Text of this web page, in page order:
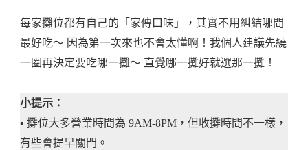
每家攤位都有自己的「家傳口味」，其實不用糾結哪間
最好吃～ 因為第一次來也不會太懂啊！我個人建議先繞
一圈再決定要吃哪一攤～ 直覺哪一攤好就選那一攤！
小提示：
▪️ 攤位大多營業時間為 9AM-8PM，但收攤時間不一樣，
有些會提早關門。